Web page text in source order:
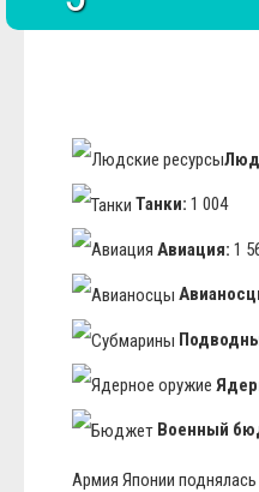
Танки: 1 004
Авиация: 1
Военный
Армия Японии